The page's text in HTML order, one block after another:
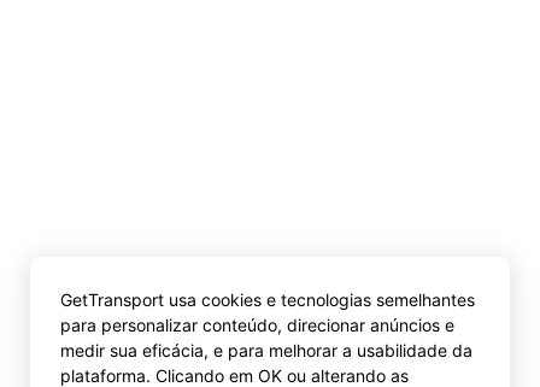
GetTransport usa cookies e tecnologias semelhantes
para personalizar conteúdo, direcionar anúncios e
medir sua eficácia, e para melhorar a usabilidade da
plataforma. Clicando em OK ou alterando as